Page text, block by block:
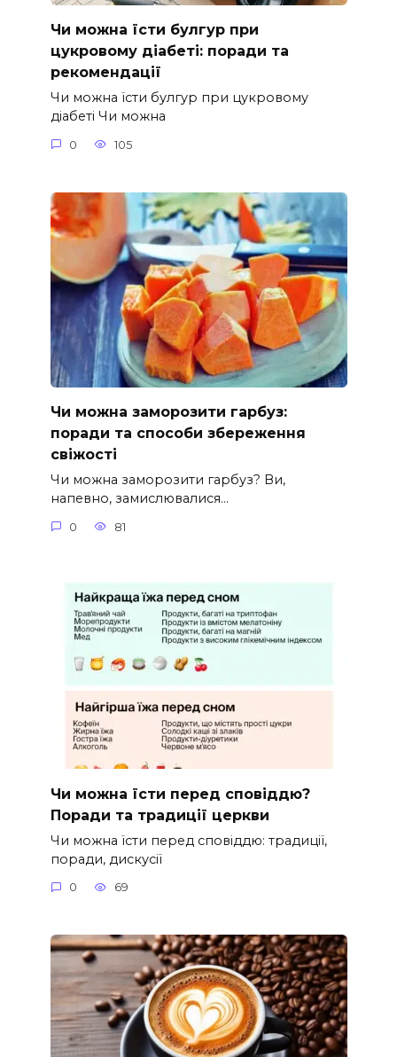
Чи можна їсти булгур при
цукровому діабеті: поради та
рекомендації
Чи можна їсти булгур при цукровому
діабеті Чи можна
0 105
Чи можна заморозити гарбуз:
поради та способи збереження
свіжості
Чи можна заморозити гарбуз? Ви,
напевно, замислювалися…
0 81
Чи можна їсти перед сповіддю?
Поради та традиції церкви
Чи можна їсти перед сповіддю: традиції,
поради, дискусії
0 69